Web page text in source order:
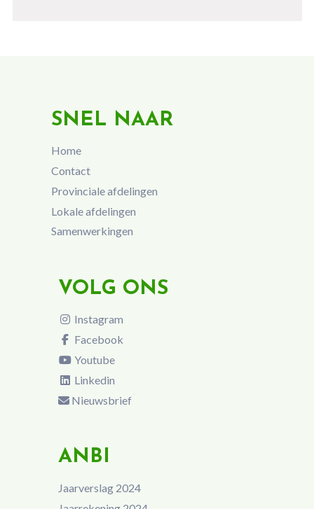
SNEL NAAR
Home
Contact
Provinciale afdelingen
Lokale afdelingen
Samenwerkingen
VOLG ONS
Instagram
Facebook
Youtube
Linkedin
Nieuwsbrief
ANBI
Jaarverslag 2024